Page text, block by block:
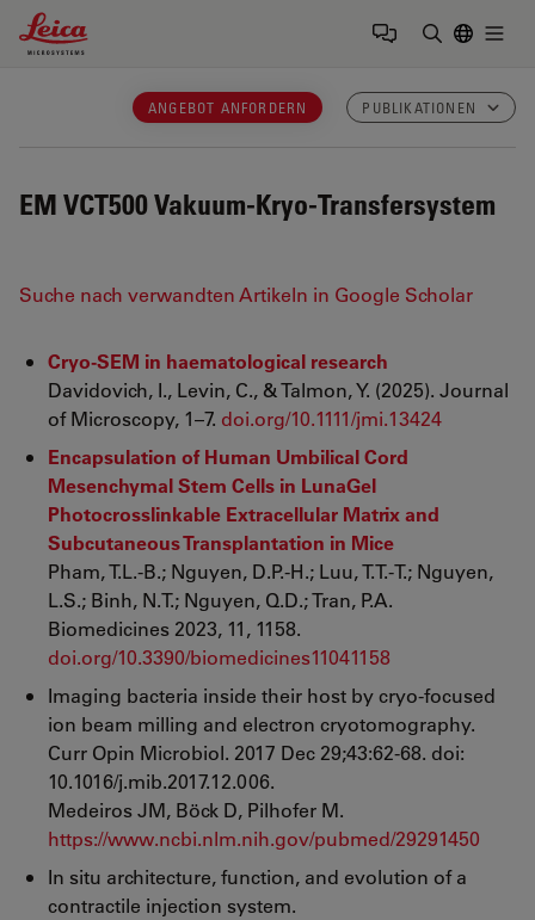
Leica Microsystems Logo
ANGEBOT ANFORDERN PUBLIKATIONEN
EM VCT500Vakuum-Kryo-Transfersystem
Suche nach verwandten Artikeln in Google Scholar
Cryo-SEM in haematological research
Davidovich, I., Levin, C., & Talmon, Y. (2025). Journal
of Microscopy, 1–7. doi.org/10.1111/jmi.13424
Encapsulation of Human Umbilical Cord
Mesenchymal Stem Cells in LunaGel
Photocrosslinkable Extracellular Matrix and
Subcutaneous Transplantation in Mice
Pham, T.L.-B.; Nguyen, D.P.-H.; Luu, T.T.-T.; Nguyen,
L.S.; Binh, N.T.; Nguyen, Q.D.; Tran, P.A.
Biomedicines 2023, 11, 1158.
doi.org/10.3390/biomedicines11041158
Imaging bacteria inside their host by cryo-focused
ion beam milling and electron cryotomography.
Curr Opin Microbiol. 2017 Dec 29;43:62-68. doi:
10.1016/j.mib.2017.12.006.
Medeiros JM, Böck D, Pilhofer M.
https://www.ncbi.nlm.nih.gov/pubmed/29291450
In situ architecture, function, and evolution of a
contractile injection system.